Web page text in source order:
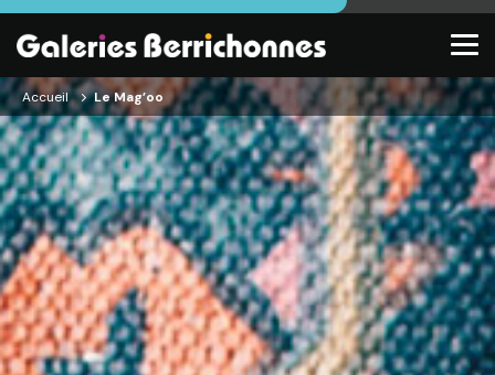
Accueil Le Mag’oo